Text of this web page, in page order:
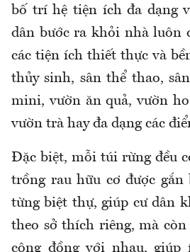
bố trí hệ tiện íchđa dạng v
dân bước ra khỏi nhà luôn
các tiện ích thiết thực và b
thủy sinh, sân thể thao, s
mini, vườn ăn quả, vườn
vườn trà hay đa dạng các đi
Đặc biệt, mỗi túi rừng đều c
trồng rau hữu cơ được gắn
từng biệt thự, giúp cư dân
theo sở thích riêng, mà
cộng đồng với nhau, giúp